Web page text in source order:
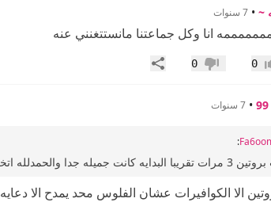
~
• 7 سنوات
انا وكل جماعتنا مانستتغنني عنه
0 عدم إعجاب
0 مشاركة
• 7 سنوات
:
اتخليت عن الاستشوار بس فتره ويرجع...
الا الكوافيرات عشان الفلوس محد يمدح الا دعايه